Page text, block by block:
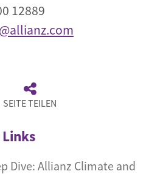
12889
SEITE TEILEN
Dive: Allianz Climate and